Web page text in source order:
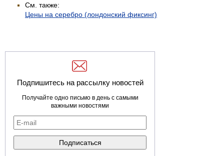
См. также:
Цены на серебро (лондонский фиксинг)
Подпишитесь на рассылку новостей
Получайте одно письмо в день с самыми
важными новостями